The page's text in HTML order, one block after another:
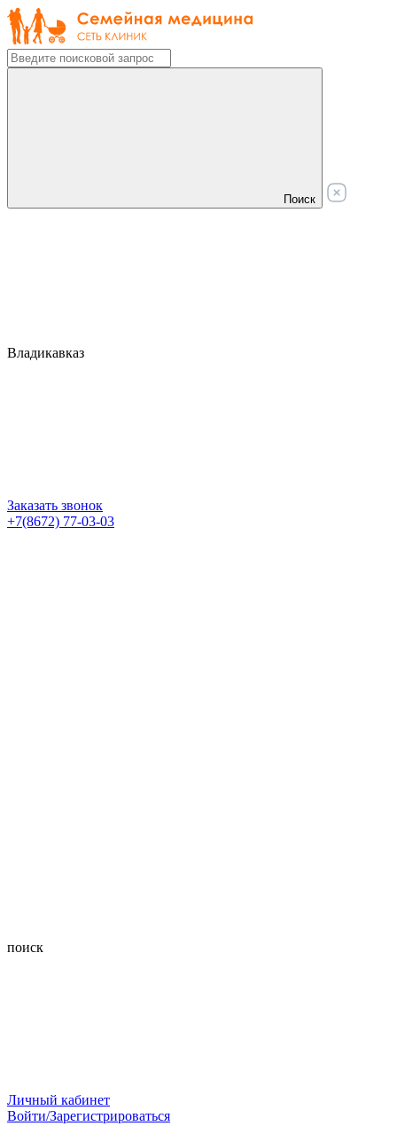
Поиск
Владикавказ
Заказать звонок
+7(8672) 77-03-03
поиск
Личный кабинет
Войти/Зарегистрироваться